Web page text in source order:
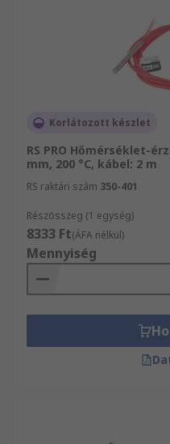
Korlátozott készlet
RS PRO Hőmérséklet-
mm, 200 °C, kábel: 2 m
RS raktári szám 350-401
Részösszeg (1 egység)
8333 Ft(ÁFA nélkül)
Mennyiség